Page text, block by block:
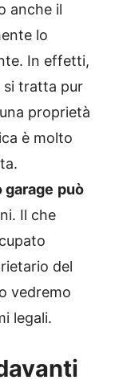
anche il
lo
In effetti,
si tratta pur
proprietà
è molto
garage può
Il che
del
vedremo
legali.